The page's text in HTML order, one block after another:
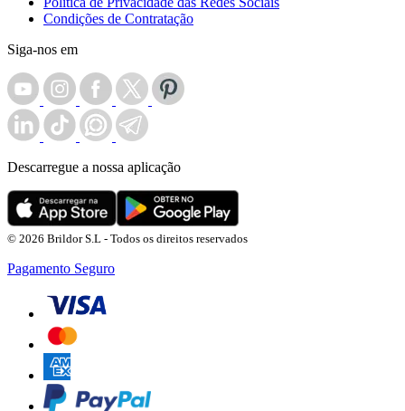
Condições de Contratação
Siga-nos em
Descarregue a nossa aplicação
© 2026 Brildor S.L - Todos os direitos reservados
Pagamento Seguro